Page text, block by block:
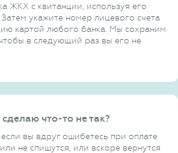
ЖКХ с квитанции, используя его
укажите номер лицевого счета
картой любого банка. Мы сохраним
в следующий раз вы его не
сделаю что-то не так?
вы вдруг ошибетесь при оплате
не спишутся, или вскоре вернутся